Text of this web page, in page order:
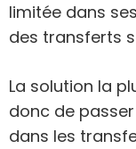
limitée dans
des transferts
La solution la
donc de
dans les